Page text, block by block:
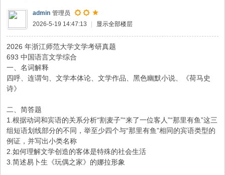
admin 管理员
2026-5-19 14:47:13
显示全部楼层
2026 年浙江师范大学文学考研真题
693 中国语言文学综合
一、名词解释
四呼、连谓句、文学本体论、文学作品、黑色幽默小说、《荷马史
诗》
二、简答题
1.根据动词和宾语的关系分析“割麦子”“来了一位客人”“那里有鱼”这三
组短语划线部分的不同，举至少四个与“那里有鱼”相同的宾语类型的
例证，并写出小类名称
2.如何理解文学创造的客体是特殊的社会生活
3.简述易卜生《玩偶之家》的娜拉形象